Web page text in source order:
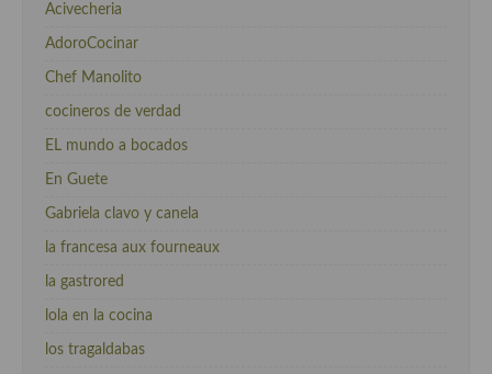
Acivecheria
AdoroCocinar
Chef Manolito
cocineros de verdad
EL mundo a bocados
En Guete
Gabriela clavo y canela
la francesa aux fourneaux
la gastrored
lola en la cocina
los tragaldabas